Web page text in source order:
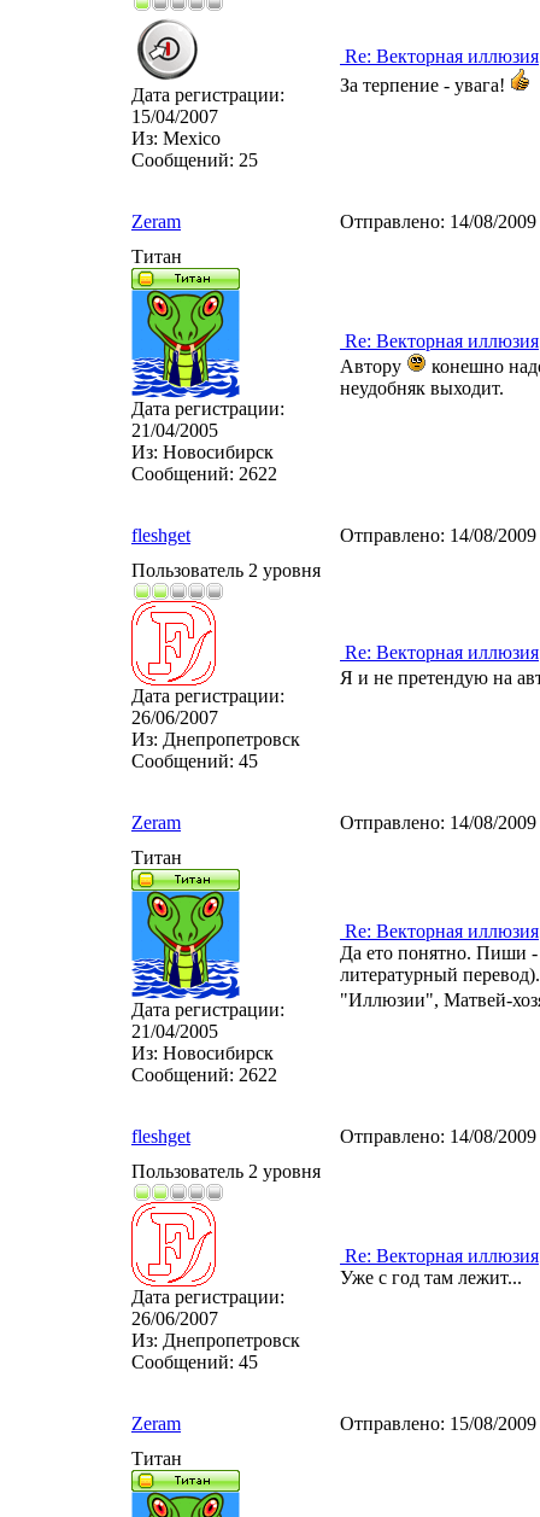
Дата регистрации:
15/04/2007
Из: Mexico
Сообщений: 25
Re: Векторная иллюзия
За терпение - увага!
Zeram Отправлено: 14/08/
Титан
Дата регистрации:
21/04/2005
Из: Новосибирск
Сообщений: 2622
Re: Векторная иллюзия
Автору
конешно
неудобняк выходит.
fleshget Отправлено: 14/08/
Пользователь 2 уровня
Дата регистрации:
26/06/2007
Из: Днепропетровск
Сообщений: 45
Re: Векторная иллюзия
Я и не претендую на
Zeram Отправлено: 14/08/
Титан
Дата регистрации:
21/04/2005
Из: Новосибирск
Сообщений: 2622
Re: Векторная иллюзия
Да ето понятно. Пиши -
литературный
"Иллюзии", Матвей-
fleshget Отправлено: 14/08/
Пользователь 2 уровня
Дата регистрации:
26/06/2007
Из: Днепропетровск
Сообщений: 45
Re: Векторная иллюзия
Уже с год там лежит...
Zeram Отправлено: 15/08/
Титан